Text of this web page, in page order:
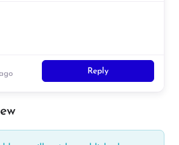
Reply